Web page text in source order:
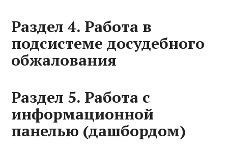
Раздел 4. Работа в
подсистеме досудебного
обжалования
Раздел 5. Работа с
информационной
панелью (дашбордом)